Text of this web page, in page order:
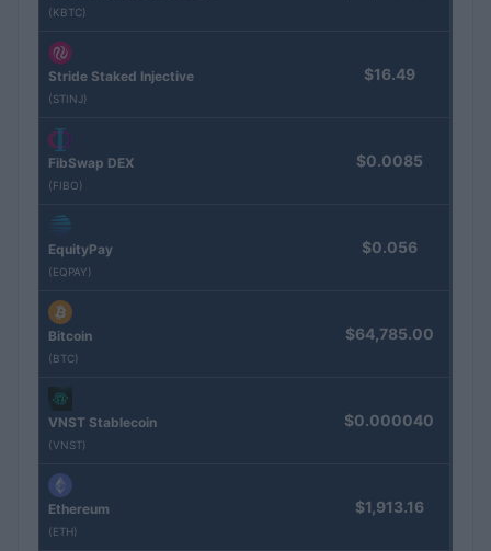
(KBTC)
Stride Staked Injective
(STINJ)
$16.49
FibSwap DEX
(FIBO)
$0.0085
EquityPay
(EQPAY)
$0.056
Bitcoin
(BTC)
$64,785.00
VNST Stablecoin
(VNST)
$0.000040
Ethereum
(ETH)
$1,913.16